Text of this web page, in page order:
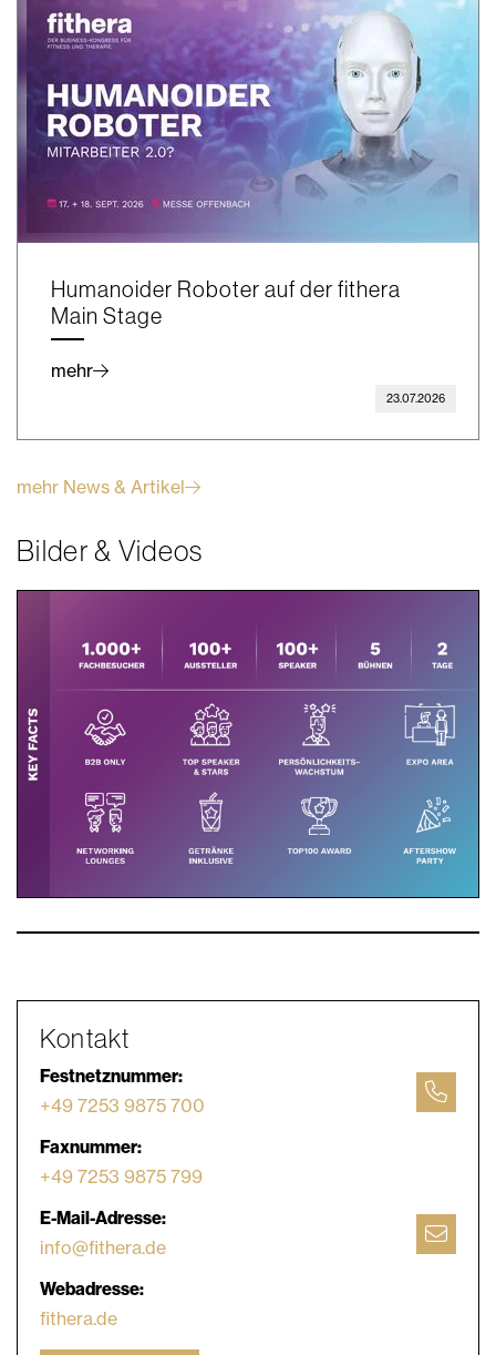
Humanoider Roboter auf der fithera
Main Stage
mehr
23.07.2026
mehr News & Artikel
Bilder & Videos
Kontakt
Festnetznummer:
+49 7253 9875 700
Faxnummer:
+49 7253 9875 799
E-Mail-Adresse:
info@fithera.de
Webadresse:
fithera.de